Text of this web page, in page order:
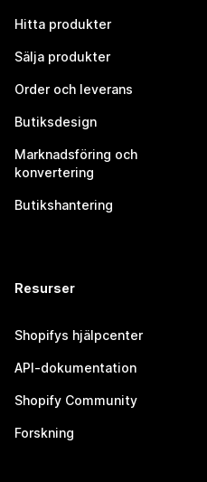
Hitta produkter
Sälja produkter
Order och leverans
Butiksdesign
Marknadsföring och
konvertering
Butikshantering
Resurser
Shopifys hjälpcenter
API-dokumentation
Shopify Community
Forskning